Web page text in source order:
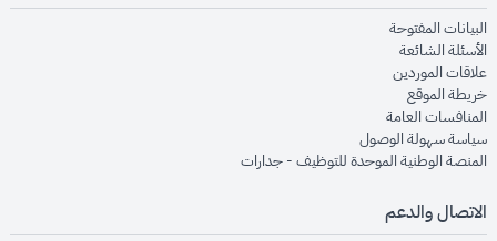
البيانات المفتوحةopens in new window
الأسئلة الشائعةopens in new window
علاقات الموردينopens in new window
خريطة الموقعopens in new window
المنافسات العامةopens in new window
سياسة سهولة الوصولopens in new window
المنصة الوطنية الموحدة للتوظيف - جداراتopens in new window
الاتصال والدعم